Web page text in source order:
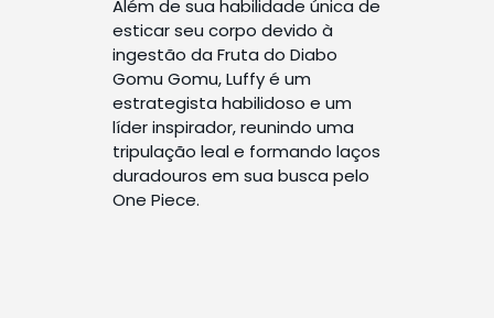
Além de sua habilidade única de
esticar seu corpo devido à
ingestão da Fruta do Diabo
Gomu Gomu, Luffy é um
estrategista habilidoso e um
líder inspirador, reunindo uma
tripulação leal e formando laços
duradouros em sua busca pelo
One Piece.